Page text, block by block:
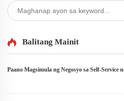
Balitang Mainit
Paano Magsimula ng Negosyo sa Self-